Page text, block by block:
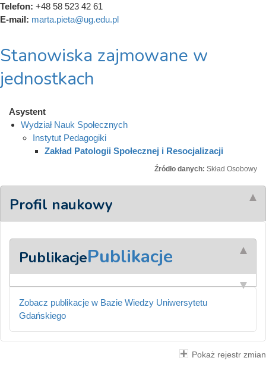
Telefon: +48 58 523 42 61
E-mail: marta.pieta@ug.edu.pl
Stanowiska zajmowane w
jednostkach
Asystent
Wydział Nauk Społecznych
Instytut Pedagogiki
Zakład Patologii Społecznej i Resocjalizacji
Źródło danych: Skład Osobowy
Profil naukowy
PublikacjePublikacje
Zobacz publikacje w Bazie Wiedzy Uniwersytetu
Gdańskiego
Pokaż rejestr zmian